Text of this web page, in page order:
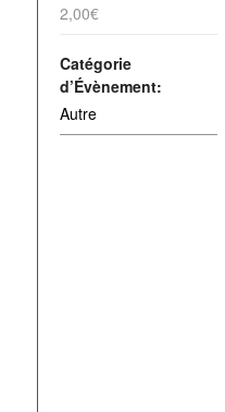
2,00€
Catégorie
d’Évènement:
Autre